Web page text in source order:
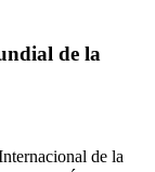
de la
de la